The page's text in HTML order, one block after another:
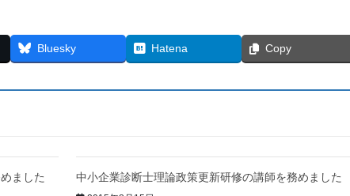
Bluesky Hatena Copy
ました 中小企業診断士理論政策更新研修の講師を務めました